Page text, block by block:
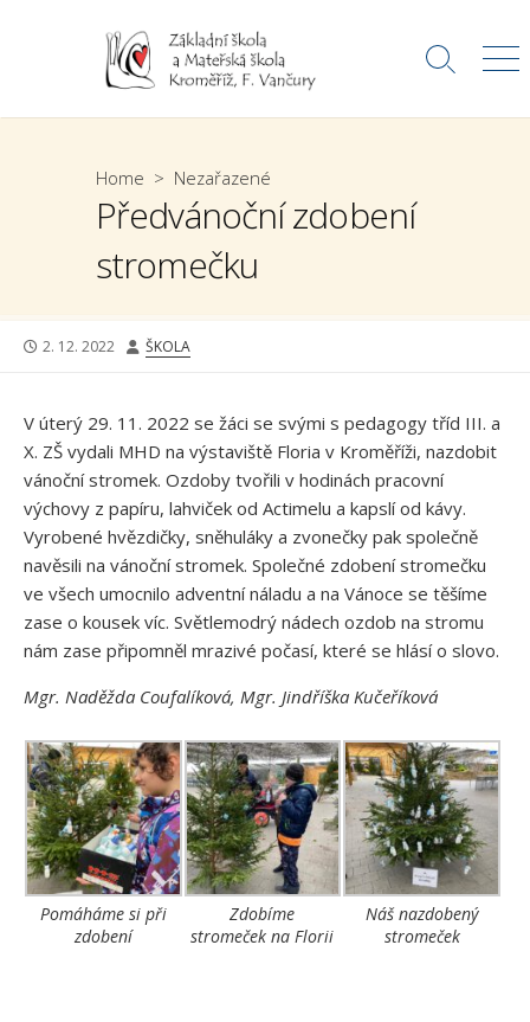
Search
Home > Nezařazené
Předvánoční zdobení
stromečku
PUBLISHED
2. 12. 2022 AUTHOR
ŠKOLA
V úterý 29. 11. 2022 se žáci se svými s pedagogy tříd III. a
X. ZŠ vydali MHD na výstaviště Floria v Kroměříži, nazdobit
vánoční stromek. Ozdoby tvořili v hodinách pracovní
výchovy z papíru, lahviček od Actimelu a kapslí od kávy.
Vyrobené hvězdičky, sněhuláky a zvonečky pak společně
navěsili na vánoční stromek. Společné zdobení stromečku
ve všech umocnilo adventní náladu a na Vánoce se těšíme
zase o kousek víc. Světlemodrý nádech ozdob na stromu
nám zase připomněl mrazivé počasí, které se hlásí o slovo.
Mgr. Naděžda Coufalíková, Mgr. Jindříška Kučeříková
Pomáháme si při
zdobení
Zdobíme
stromeček na Florii
Náš nazdobený
stromeček